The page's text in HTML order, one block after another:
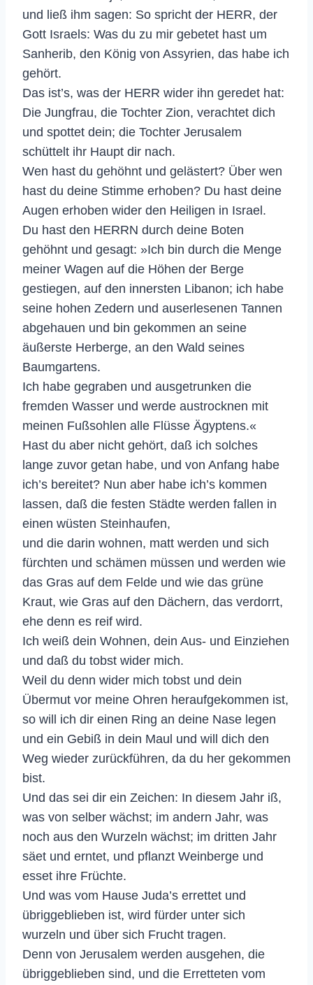
und ließ ihm sagen: So spricht der HERR, der
Gott Israels: Was du zu mir gebetet hast um
Sanherib, den König von Assyrien, das habe ich
gehört.
Das ist’s, was der HERR wider ihn geredet hat:
Die Jungfrau, die Tochter Zion, verachtet dich
und spottet dein; die Tochter Jerusalem
schüttelt ihr Haupt dir nach.
Wen hast du gehöhnt und gelästert? Über wen
hast du deine Stimme erhoben? Du hast deine
Augen erhoben wider den Heiligen in Israel.
Du hast den HERRN durch deine Boten
gehöhnt und gesagt: »Ich bin durch die Menge
meiner Wagen auf die Höhen der Berge
gestiegen, auf den innersten Libanon; ich habe
seine hohen Zedern und auserlesenen Tannen
abgehauen und bin gekommen an seine
äußerste Herberge, an den Wald seines
Baumgartens.
Ich habe gegraben und ausgetrunken die
fremden Wasser und werde austrocknen mit
meinen Fußsohlen alle Flüsse Ägyptens.«
Hast du aber nicht gehört, daß ich solches
lange zuvor getan habe, und von Anfang habe
ich’s bereitet? Nun aber habe ich’s kommen
lassen, daß die festen Städte werden fallen in
einen wüsten Steinhaufen,
und die darin wohnen, matt werden und sich
fürchten und schämen müssen und werden wie
das Gras auf dem Felde und wie das grüne
Kraut, wie Gras auf den Dächern, das verdorrt,
ehe denn es reif wird.
Ich weiß dein Wohnen, dein Aus- und Einziehen
und daß du tobst wider mich.
Weil du denn wider mich tobst und dein
Übermut vor meine Ohren heraufgekommen ist,
so will ich dir einen Ring an deine Nase legen
und ein Gebiß in dein Maul und will dich den
Weg wieder zurückführen, da du her gekommen
bist.
Und das sei dir ein Zeichen: In diesem Jahr iß,
was von selber wächst; im andern Jahr, was
noch aus den Wurzeln wächst; im dritten Jahr
säet und erntet, und pflanzt Weinberge und
esset ihre Früchte.
Und was vom Hause Juda’s errettet und
übriggeblieben ist, wird fürder unter sich
wurzeln und über sich Frucht tragen.
Denn von Jerusalem werden ausgehen, die
übriggeblieben sind, und die Erretteten vom